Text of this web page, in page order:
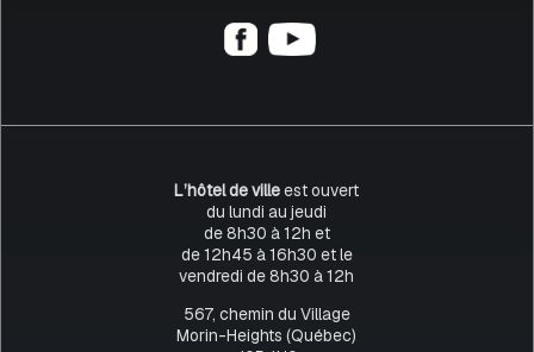
L’hôtel de villeest ouvert
du lundi au jeudi
de 8h30 à 12h et
de 12h45 à 16h30 et le
vendredi de 8h30 à 12h
567, chemin du Village
Morin-Heights (Québec)